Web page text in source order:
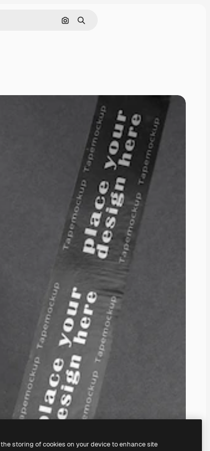
Pesquisar por imagem
Buscar
storing of cookies on your device to enhance site